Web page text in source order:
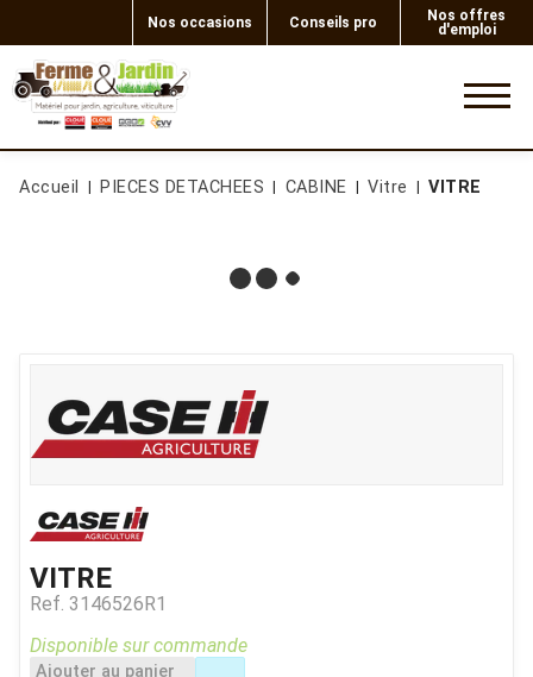
Nos occasions Conseils pro
Nos offres
d'emploi
Accueil PIECES DETACHEES CABINE Vitre VITRE
VITRE
Ref. 3146526R1
Disponible sur commande
Ajouter au panier